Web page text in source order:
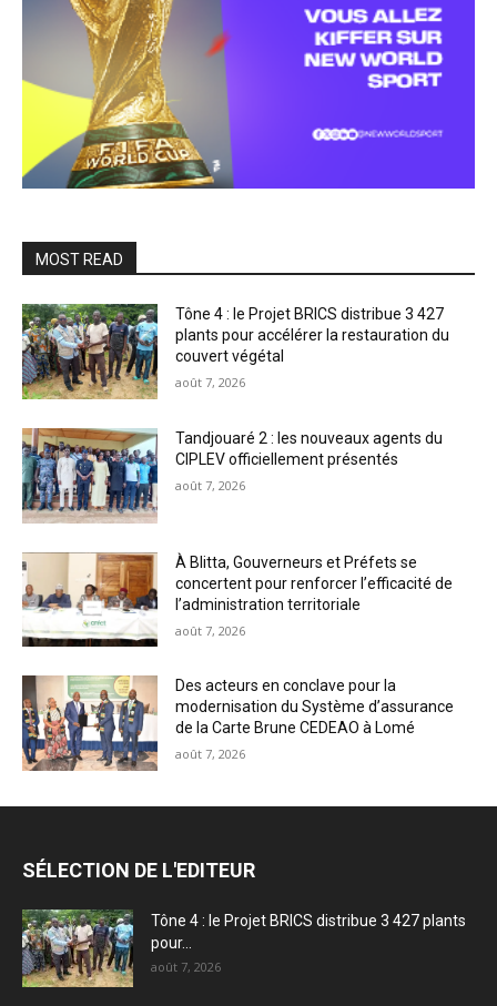
MOST READ
Tône 4 : le Projet BRICS distribue 3 427
plants pour accélérer la restauration du
couvert végétal
août 7, 2026
Tandjouaré 2 : les nouveaux agents du
CIPLEV officiellement présentés
août 7, 2026
À Blitta, Gouverneurs et Préfets se
concertent pour renforcer l’efficacité de
l’administration territoriale
août 7, 2026
Des acteurs en conclave pour la
modernisation du Système d’assurance
de la Carte Brune CEDEAO à Lomé
août 7, 2026
SÉLECTION DE L'EDITEUR
Tône 4 : le Projet BRICS distribue 3 427 plants
pour...
août 7, 2026